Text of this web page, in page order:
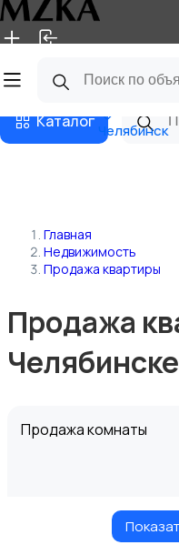
Главная Магазины
Каталог Челябинск
Главная
Недвижимость
Продажа квартиры
Продажа
Челябинске
Продажа комнаты